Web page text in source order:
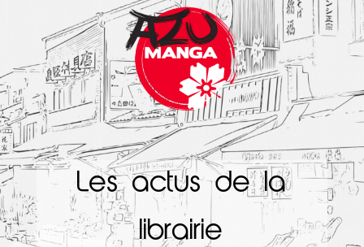
Les actus de la
librairie